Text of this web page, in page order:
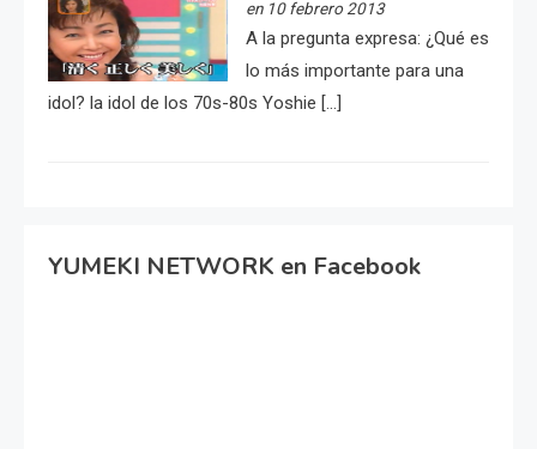
en 10 febrero 2013
A la pregunta expresa: ¿Qué es
lo más importante para una
idol? la idol de los 70s-80s Yoshie […]
YUMEKI NETWORK en Facebook